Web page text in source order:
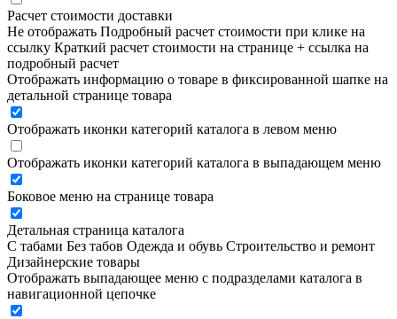
Расчет стоимости доставки
Не отображать Подробный расчет стоимости при клике на
ссылку Краткий расчет стоимости на странице + ссылка на
подробный расчет
Отображать информацию о товаре в фиксированной шапке на
детальной странице товара
Отображать иконки категорий каталога в левом меню
Отображать иконки категорий каталога в выпадающем меню
Боковое меню на странице товара
Детальная страница каталога
С табами Без табов Одежда и обувь Строительство и ремонт
Дизайнерские товары
Отображать выпадающее меню с подразделами каталога в
навигационной цепочке